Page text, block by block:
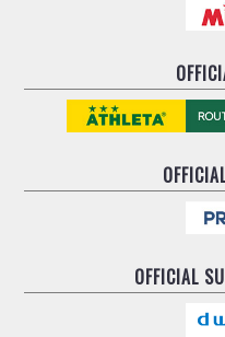
OFFICIAL